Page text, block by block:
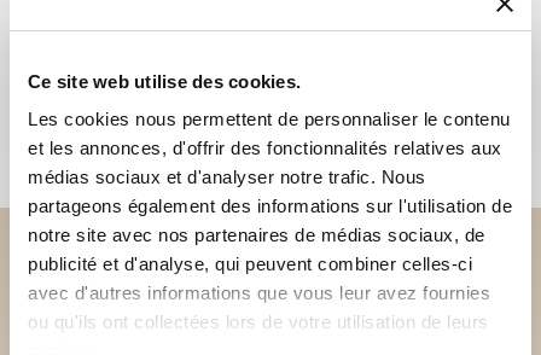
Ce site web utilise des cookies.
Les cookies nous permettent de personnaliser le contenu
et les annonces, d'offrir des fonctionnalités relatives aux
médias sociaux et d'analyser notre trafic. Nous
partageons également des informations sur l'utilisation de
notre site avec nos partenaires de médias sociaux, de
publicité et d'analyse, qui peuvent combiner celles-ci
avec d'autres informations que vous leur avez fournies
ou qu'ils ont collectées lors de votre utilisation de leurs
Découvrez nos collections
en Boutique